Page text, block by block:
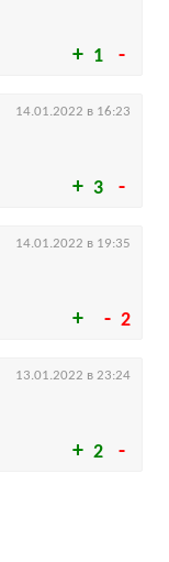
1
3
14.01.2022 в 16:23
2
14.01.2022 в 19:35
2
13.01.2022 в 23:24